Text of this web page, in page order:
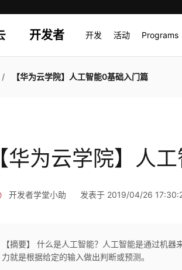
开发者 开发 活动 Programs
【华为云学院】人工智能0基础入门篇
【华为云学院】人
开发者学堂小助 发表于 2019/04/26
【摘要】 什么是人工智能？人工智能是通过机
力就是根据给定的输入做出判断或预测。